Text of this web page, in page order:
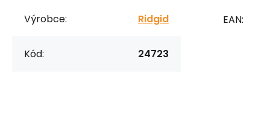
Výrobce: Ridgid
Kód: 24723
EAN: